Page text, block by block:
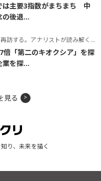
は主要3指数がまちまち 中
の後退...
る。アナリストが読み解くテーマの本質
倍「第二のキオクシア」を探
業を探...
見る
り、未来を描く